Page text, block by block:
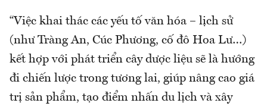
“Việc khai thác các yếu tố văn hóa – lịch sử
(như Tràng An, Cúc Phương, cố đô Hoa Lư…)
kết hợp với phát triển cây dược liệu sẽ là hướng
đi chiến lược trong tương lai, giúp nâng cao giá
trị sản phẩm, tạo điểm nhấn du lịch và xây